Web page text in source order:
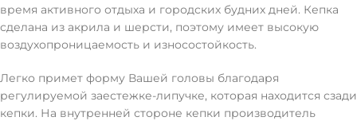
время активного отдыха и городских будних дней. Кепка
сделана из акрила и шерсти, поэтому имеет высокую
воздухопроницаемость и износостойкость.
Легко примет форму Вашей головы благодаря
регулируемой заестежке-липучке, которая находится сзади
кепки. На внутренней стороне кепки производитель